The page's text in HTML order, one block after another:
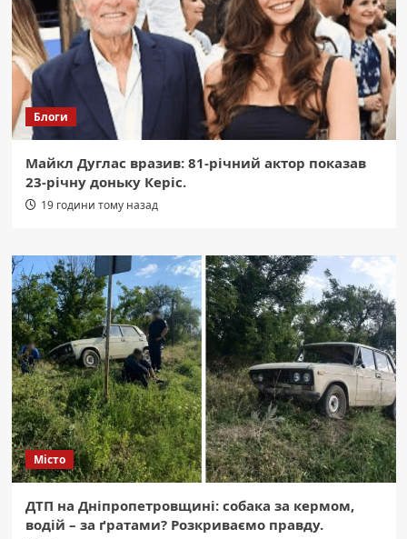
Блоги
Майкл Дуглас вразив: 81-річний актор показав
23-річну доньку Керіс.
19 години тому назад
Місто
ДТП на Дніпропетровщині: собака за кермом,
водій – за ґратами? Розкриваємо правду.